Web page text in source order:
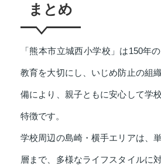
まとめ
「熊本市立城西小学校」は150年
教育を大切にし、いじめ防止の組
備により、親子ともに安心して学
特徴です。
学校周辺の島崎・横手エリアは、
層まで、多様なライフスタイルに